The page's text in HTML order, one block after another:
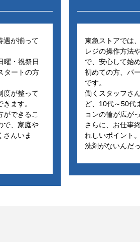
遇が揃って
曜・祝祭日
タートの方
度が整って
ます。
ができるこ
で、家庭や
さんいま
東急ストアでは
レジの操作方法
で、安心して始
初めての方、パ
です。
働くスタッフさ
ど、10代～50代
ョンの輪が広が
さらに、お仕事
れしいポイント
洗剤がないんだ